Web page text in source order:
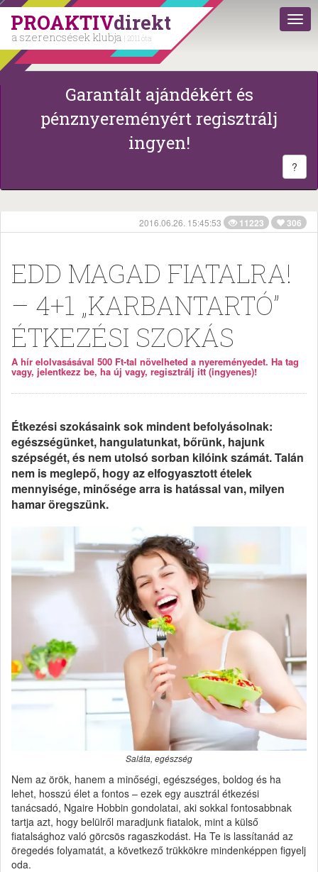
PROAKTIVdirekt
a szerencsések klubja | 2011 óta
Garantált ajándékért és
pénznyereményért regisztrálj
ingyen!
?
2016.06.26. 15:45:53 11223 306
EDD MAGAD FIATALRA!
– 4+1 „KARBANTARTÓ”
ÉTKEZÉSI SZOKÁS
A hír elolvasásával 500 Ft-tal növelheted a nyereményedet. Ha tag
vagy, jelentkezz be, ha új vagy, regisztrálj itt (ingyenes)!
Étkezési szokásaink sok mindent befolyásolnak:
egészségünket, hangulatunkat, bőrünk, hajunk
szépségét, és nem utolsó sorban kilóink számát. Talán
nem is meglepő, hogy az elfogyasztott ételek
mennyisége, minősége arra is hatással van, milyen
hamar öregszünk.
Saláta, egészség
Nem az örök, hanem a minőségi, egészséges, boldog és ha
lehet, hosszú élet a fontos – ezek egy ausztrál étkezési
tanácsadó, Ngaire Hobbin gondolatai, aki sokkal fontosabbnak
tartja azt, hogy belülről maradjunk fiatalok, mint a külső
fiatalsághoz való görcsös ragaszkodást. Ha Te is lassítanád az
öregedés folyamatát, a következő trükkökre mindenképpen figyelj
oda.